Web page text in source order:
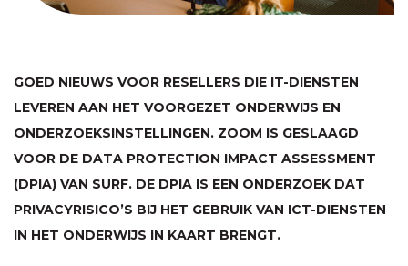
GOED NIEUWS VOOR RESELLERS DIE IT-DIENSTEN
LEVEREN AAN HET VOORGEZET ONDERWIJS EN
ONDERZOEKSINSTELLINGEN. ZOOM IS GESLAAGD
VOOR DE DATA PROTECTION IMPACT ASSESSMENT
(DPIA) VAN SURF. DE DPIA IS EEN ONDERZOEK DAT
PRIVACYRISICO’S BIJ HET GEBRUIK VAN ICT-DIENSTEN
IN HET ONDERWIJS IN KAART BRENGT.